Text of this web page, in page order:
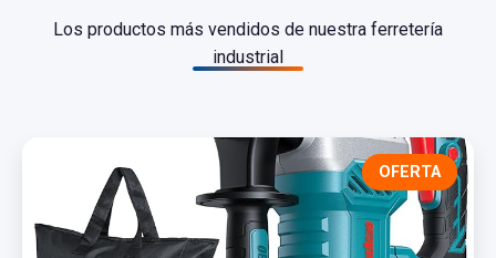
Los productos más vendidos de nuestra ferretería
industrial
OFERTA